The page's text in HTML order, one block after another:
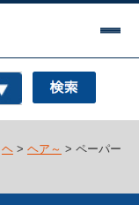
ヘ> ヘア～ > ペーパー